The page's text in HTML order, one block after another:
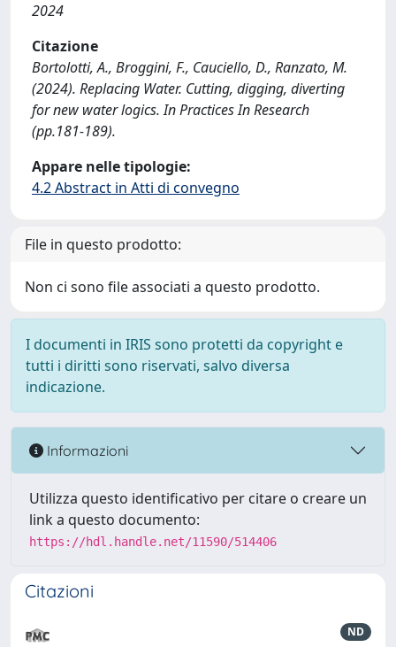
2024
Citazione
Bortolotti, A., Broggini, F., Cauciello, D., Ranzato, M.
(2024). Replacing Water. Cutting, digging, diverting
for new water logics. In Practices In Research
(pp.181-189).
Appare nelle tipologie:
4.2 Abstract in Atti di convegno
File in questo prodotto:
Non ci sono file associati a questo prodotto.
I documenti in IRIS sono protetti da copyright e
tutti i diritti sono riservati, salvo diversa
indicazione.
Informazioni
Utilizza questo identificativo per citare o creare un
link a questo documento:
https://hdl.handle.net/11590/514406
Citazioni
ND